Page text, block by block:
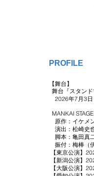
PROFILE
【舞台】
舞台『スタン
2026年7月3日
MANKAI
原作：イケメ
演出：松崎史
脚本：亀田真
振付：梅棒（
【東京公演】
【新潟公演】
【大阪公演】